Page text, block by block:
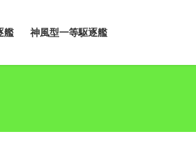
艦 神風型一等駆逐艦